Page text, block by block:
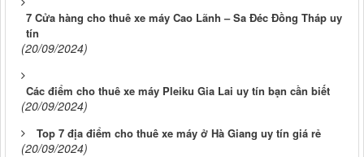
7 Cửa hàng cho thuê xe máy Cao Lãnh – Sa Đéc Đồng Tháp uy
tín
(20/09/2024)
Các điểm cho thuê xe máy Pleiku Gia Lai uy tín bạn cần biết
(20/09/2024)
Top 7 địa điểm cho thuê xe máy ở Hà Giang uy tín giá rẻ
(20/09/2024)